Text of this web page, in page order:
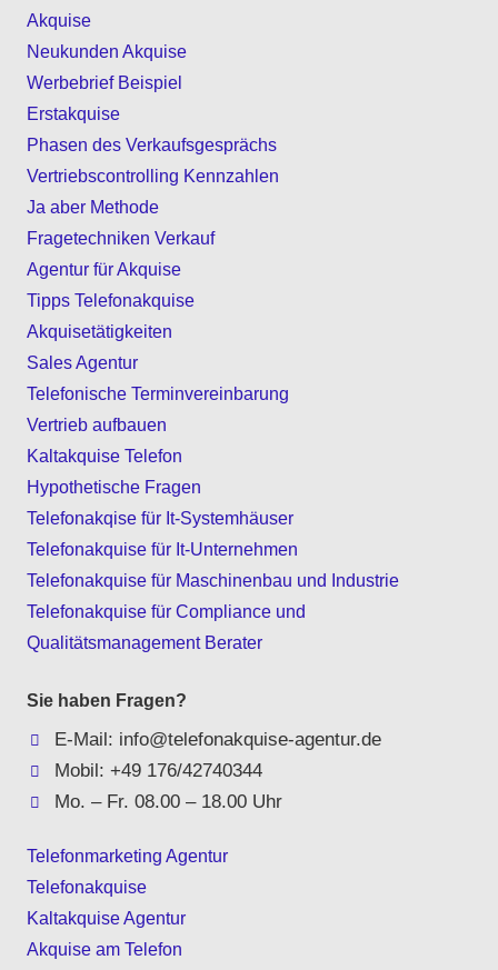
Akquise
Neukunden Akquise
Werbebrief Beispiel
Erstakquise
Phasen des Verkaufsgesprächs
Vertriebscontrolling Kennzahlen
Ja aber Methode
Fragetechniken Verkauf
Agentur für Akquise
Tipps Telefonakquise
Akquisetätigkeiten
Sales Agentur
Telefonische Terminvereinbarung
Vertrieb aufbauen
Kaltakquise Telefon
Hypothetische Fragen
Telefonakqise für It‑Systemhäuser
Telefonakquise für It-Unternehmen
Telefonakquise für Maschinenbau und Industrie
Telefonakquise für Compliance und
Qualitätsmanagement Berater
Sie haben Fragen?
E-Mail: info@telefonakquise-agentur.de
Mobil: +49 176/42740344
Mo. – Fr. 08.00 – 18.00 Uhr
Telefonmarketing Agentur
Telefonakquise
Kaltakquise Agentur
Akquise am Telefon